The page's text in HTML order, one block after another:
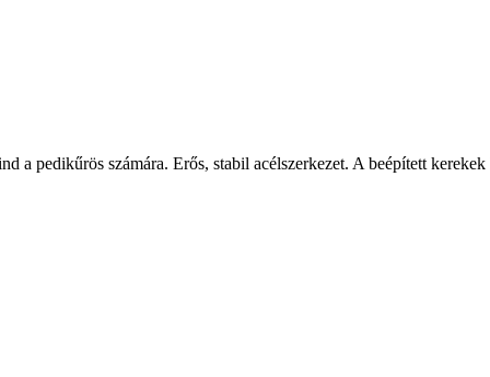
a pedikűrös számára. Erős, stabil acélszerkezet. A beépített kerekek